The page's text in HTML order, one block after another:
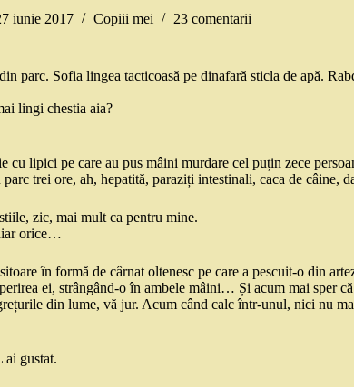
iunie 2017 Copiii mei 23 comentarii
parc. Sofia lingea tacticoasă pe dinafară sticla de apă.
lingi chestia aia?
cu lipici pe care au pus mâini murdare cel puțin zece
trei ore, ah, hepatită, paraziți intestinali, caca de câine,
zic, mai mult ca pentru mine.
orice…
în formă de cârnat oltenesc pe care a pescuit-o din
ei, strângând-o în ambele mâini… Și acum mai sper
din lume, vă jur. Acum când calc într-unul, nici nu
ai gustat.